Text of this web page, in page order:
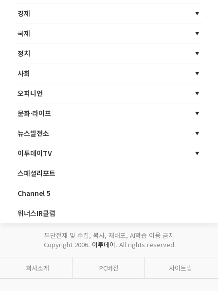
경제
국제
정치
사회
오피니언
문화·라이프
뉴스발전소
이투데이TV
스페셜리포트
Channel 5
위너스IR클럽
무단전재 및 수집, 복사, 재배포, AI학습 이용 금지
Copyright 2006. 이투데이. All rights reserved
회사소개 PC버전 사이트맵